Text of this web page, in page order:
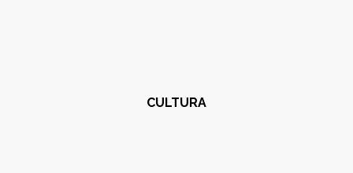
CULTURA